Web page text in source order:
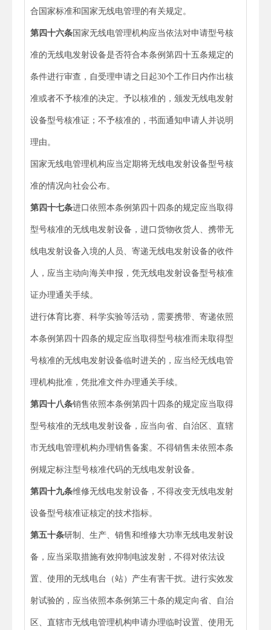
合国家标准和国家无线电管理的有关规定。
第四十六条 国家无线电管理机构应当依法对申请型号核
准的无线电发射设备是否符合本条例第四十五条规定的
条件进行审查，自受理申请之日起30个工作日内作出核
准或者不予核准的决定。予以核准的，颁发无线电发射
设备型号核准证；不予核准的，书面通知申请人并说明
理由。
国家无线电管理机构应当定期将无线电发射设备型号核
准的情况向社会公布。
第四十七条进口依照本条例第四十四条的规定应当取得
型号核准的无线电发射设备，进口货物收货人、携带无
线电发射设备入境的人员、寄递无线电发射设备的收件
人，应当主动向海关申报，凭无线电发射设备型号核准
证办理通关手续。
进行体育比赛、科学实验等活动，需要携带、寄递依照
本条例第四十四条的规定应当取得型号核准而未取得型
号核准的无线电发射设备临时进关的，应当经无线电管
理机构批准，凭批准文件办理通关手续。
第四十八条销售依照本条例第四十四条的规定应当取得
型号核准的无线电发射设备，应当向省、自治区、直辖
市无线电管理机构办理销售备案。不得销售未依照本条
例规定标注型号核准代码的无线电发射设备。
第四十九条维修无线电发射设备，不得改变无线电发射
设备型号核准证核定的技术指标。
第五十条研制、生产、销售和维修大功率无线电发射设
备，应当采取措施有效抑制电波发射，不得对依法设
置、使用的无线电台（站）产生有害干扰。进行实效发
射试验的，应当依照本条例第三十条的规定向省、自治
区、直辖市无线电管理机构申请办理临时设置、使用无